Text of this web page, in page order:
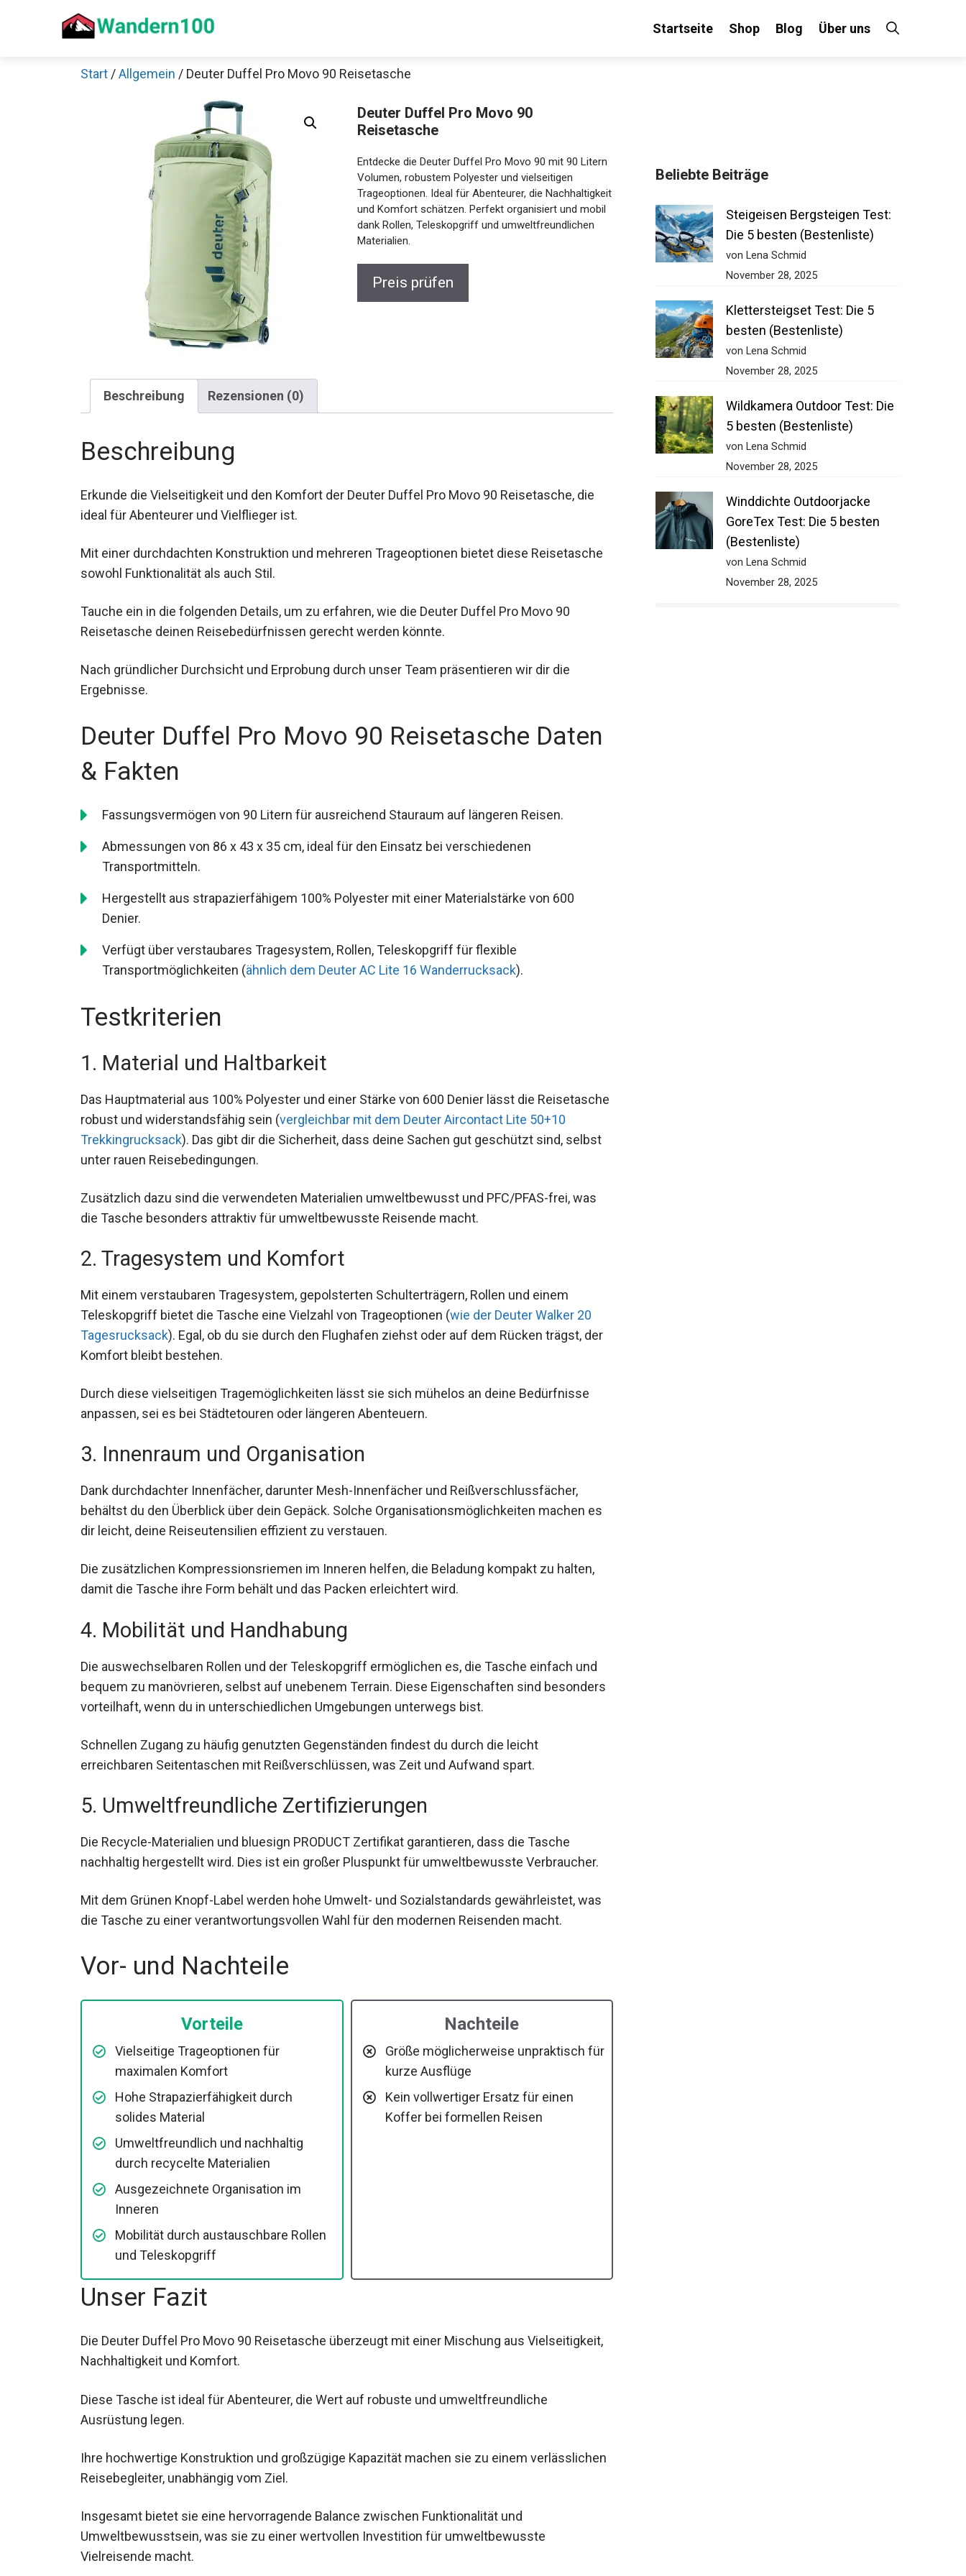
Startseite Shop Blog Über uns
Start /Allgemein / Deuter Duffel Pro Movo 90 Reisetasche
Deuter Duffel Pro Movo 90
Reisetasche
Entdecke die Deuter Duffel Pro Movo 90 mit 90 Litern
Volumen, robustem Polyester und vielseitigen
Trageoptionen. Ideal für Abenteurer, die
Nachhaltigkeit und Komfort schätzen. Perfekt
organisiert und mobil dank Rollen, Teleskopgriff und
umweltfreundlichen Materialien.
Preis prüfen
Beschreibung Rezensionen (0)
Beschreibung
Erkunde die Vielseitigkeit und den Komfort der Deuter Duffel Pro Movo 90 Reisetasche, die
ideal für Abenteurer und Vielflieger ist.
Mit einer durchdachten Konstruktion und mehreren Trageoptionen bietet diese Reisetasche
sowohl Funktionalität als auch Stil.
Tauche ein in die folgenden Details, um zu erfahren, wie die Deuter Duffel Pro Movo 90
Reisetasche deinen Reisebedürfnissen gerecht werden könnte.
Nach gründlicher Durchsicht und Erprobung durch unser Team präsentieren wir dir die
Ergebnisse.
Deuter Duffel Pro Movo 90 Reisetasche Daten
& Fakten
Fassungsvermögen von 90 Litern für ausreichend Stauraum auf längeren Reisen.
Abmessungen von 86 x 43 x 35 cm, ideal für den Einsatz bei verschiedenen
Transportmitteln.
Hergestellt aus strapazierfähigem 100% Polyester mit einer Materialstärke von 600
Denier.
Verfügt über verstaubares Tragesystem, Rollen, Teleskopgriff für flexible
Transportmöglichkeiten (ähnlich dem Deuter AC Lite 16 Wanderrucksack).
Testkriterien
1. Material und Haltbarkeit
Das Hauptmaterial aus 100% Polyester und einer Stärke von 600 Denier lässt die
Reisetasche robust und widerstandsfähig sein (vergleichbar mit dem Deuter Aircontact Lite
50+10 Trekkingrucksack). Das gibt dir die Sicherheit, dass deine Sachen gut geschützt sind,
selbst unter rauen Reisebedingungen.
Zusätzlich dazu sind die verwendeten Materialien umweltbewusst und PFC/PFAS-frei, was
die Tasche besonders attraktiv für umweltbewusste Reisende macht.
2. Tragesystem und Komfort
Mit einem verstaubaren Tragesystem, gepolsterten Schulterträgern, Rollen und einem
Teleskopgriff bietet die Tasche eine Vielzahl von Trageoptionen (wie der Deuter Walker 20
Tagesrucksack). Egal, ob du sie durch den Flughafen ziehst oder auf dem Rücken trägst, der
Komfort bleibt bestehen.
Durch diese vielseitigen Tragemöglichkeiten lässt sie sich mühelos an deine Bedürfnisse
anpassen, sei es bei Städtetouren oder längeren Abenteuern.
3. Innenraum und Organisation
Dank durchdachter Innenfächer, darunter Mesh-Innenfächer und Reißverschlussfächer,
behältst du den Überblick über dein Gepäck. Solche Organisationsmöglichkeiten machen es
dir leicht, deine Reiseutensilien effizient zu verstauen.
Die zusätzlichen Kompressionsriemen im Inneren helfen, die Beladung kompakt zu halten,
damit die Tasche ihre Form behält und das Packen erleichtert wird.
4. Mobilität und Handhabung
Die auswechselbaren Rollen und der Teleskopgriff ermöglichen es, die Tasche einfach und
bequem zu manövrieren, selbst auf unebenem Terrain. Diese Eigenschaften sind
besonders vorteilhaft, wenn du in unterschiedlichen Umgebungen unterwegs bist.
Schnellen Zugang zu häufig genutzten Gegenständen findest du durch die leicht
erreichbaren Seitentaschen mit Reißverschlüssen, was Zeit und Aufwand spart.
5. Umweltfreundliche Zertifizierungen
Die Recycle-Materialien und bluesign PRODUCT Zertifikat garantieren, dass die Tasche
nachhaltig hergestellt wird. Dies ist ein großer Pluspunkt für umweltbewusste Verbraucher.
Mit dem Grünen Knopf-Label werden hohe Umwelt- und Sozialstandards gewährleistet, was
die Tasche zu einer verantwortungsvollen Wahl für den modernen Reisenden macht.
Vor- und Nachteile
Vorteile
Vielseitige Trageoptionen für
maximalen Komfort
Hohe Strapazierfähigkeit durch
solides Material
Umweltfreundlich und nachhaltig
durch recycelte Materialien
Ausgezeichnete Organisation im
Inneren
Mobilität durch austauschbare Rollen
und Teleskopgriff
Nachteile
Größe möglicherweise unpraktisch
für kurze Ausflüge
Kein vollwertiger Ersatz für einen
Koffer bei formellen Reisen
Unser Fazit
Die Deuter Duffel Pro Movo 90 Reisetasche überzeugt mit einer Mischung aus Vielseitigkeit,
Nachhaltigkeit und Komfort.
Diese Tasche ist ideal für Abenteurer, die Wert auf robuste und umweltfreundliche
Ausrüstung legen.
Ihre hochwertige Konstruktion und großzügige Kapazität machen sie zu einem
verlässlichen Reisebegleiter, unabhängig vom Ziel.
Insgesamt bietet sie eine hervorragende Balance zwischen Funktionalität und
Umweltbewusstsein, was sie zu einer wertvollen Investition für umweltbewusste
Vielreisende macht.
Beliebte Beiträge
Steigeisen Bergsteigen Test:
Die 5 besten (Bestenliste)
von Lena Schmid
November 28, 2025
Klettersteigset Test: Die 5
besten (Bestenliste)
von Lena Schmid
November 28, 2025
Wildkamera Outdoor Test: Die
5 besten (Bestenliste)
von Lena Schmid
November 28, 2025
Winddichte Outdoorjacke
GoreTex Test: Die 5 besten
(Bestenliste)
von Lena Schmid
November 28, 2025
Decathlon Sale
Schaue dir jetzt die meistverkauften Produkte im Sale bei Decathlon an!
Jetzt anschauen